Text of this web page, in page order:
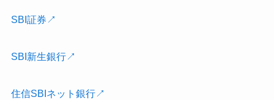
SBI証券↗
SBI新生銀行↗
住信SBIネット銀行↗